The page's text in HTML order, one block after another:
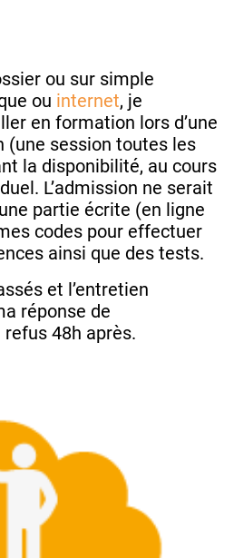
ou sur simple
ou internet, je
en formation lors d’une
(une session toutes les
la disponibilité, au cours
L’admission ne serait
partie écrite (en ligne
codes pour effectuer
ainsi que des tests.
et l’entretien
réponse de
48h après.